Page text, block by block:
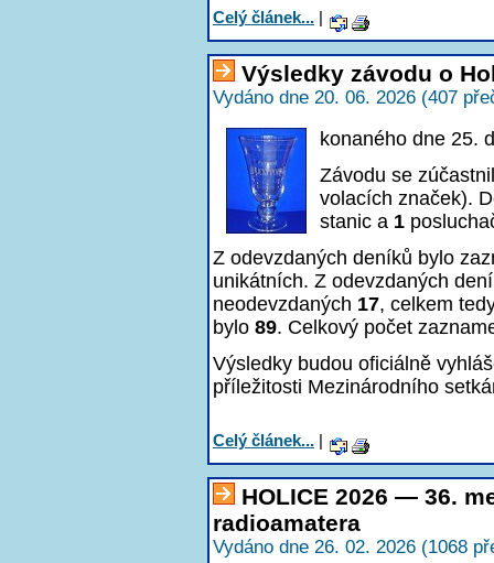
Celý článek... |
Výsledky závodu o
Vydáno dne 20. 06. 2026 (407
konaného dne 25.
Závodu se
volacích značek).
stanic a 1
Z odevzdaných deníků bylo
unikátních. Z odevzdaných
neodevzdaných 17, celkem
bylo 89. Celkový počet
Výsledky budou oficiálně
příležitosti Mezinárodního
Celý článek... |
HOLICE 2026 — 36.
radioamatera
Vydáno dne 26. 02. 2026 (1068